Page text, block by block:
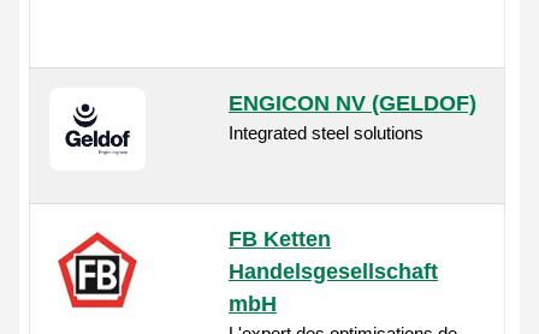
ENGICON NV (GELDOF)
Integrated steel solutions
FB Ketten
Handelsgesellschaft
mbH